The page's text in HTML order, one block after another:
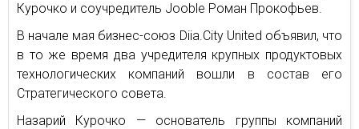
Курочко и соучредитель Jooble Роман Прокофьев.
В начале мая бизнес-союз Diia.City United объявил, что
в то же время два учредителя крупных продуктовых
технологических компаний вошли в состав его
Стратегического совета.
Назарий Курочко — основатель группы компаний